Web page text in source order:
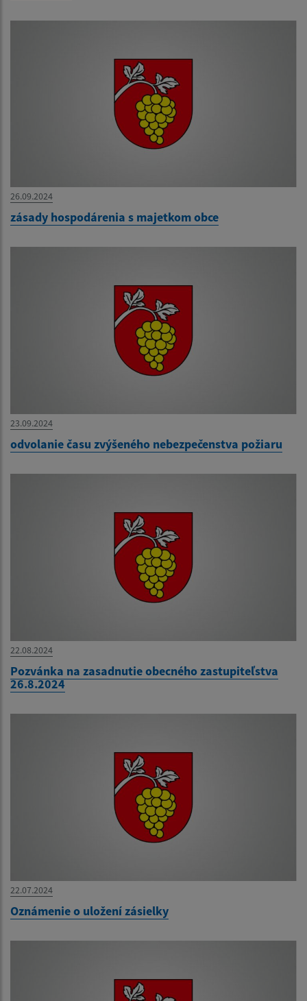
26.09.2024
zásady hospodárenia s majetkom obce
23.09.2024
odvolanie času zvýšeného nebezpečenstva požiaru
22.08.2024
Pozvánka na zasadnutie obecného zastupiteľstva
26.8.2024
22.07.2024
Oznámenie o uložení zásielky